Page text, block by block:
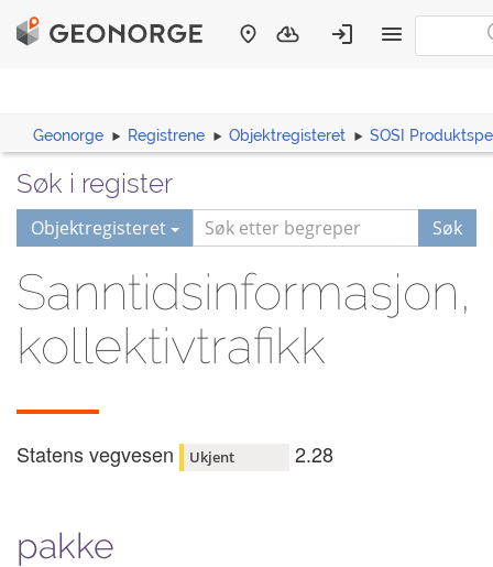
Geonorge Registrene Objektregisteret SOSI
Søk i register
Objektregisteret Søk
Sanntidsinformasjon,
kollektivtrafikk
Statens vegvesen Ukjent 2.28
pakke